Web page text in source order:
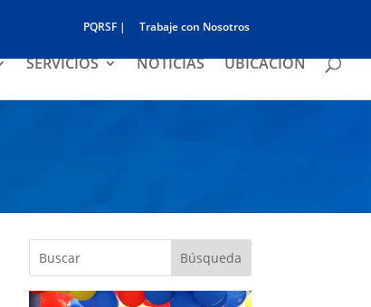
PQRSF | Trabaje con Nosotros
SERVICIOS NOTICIAS UBICACIÓN